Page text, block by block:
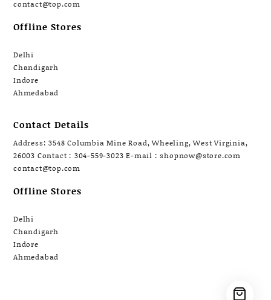
contact@top.com
Offline Stores
Delhi
Chandigarh
Indore
Ahmedabad
Contact Details
Address: 3548 Columbia Mine Road, Wheeling, West Virginia,
26003 Contact : 304-559-3023 E-mail : shopnow@store.com
contact@top.com
Offline Stores
Delhi
Chandigarh
Indore
Ahmedabad